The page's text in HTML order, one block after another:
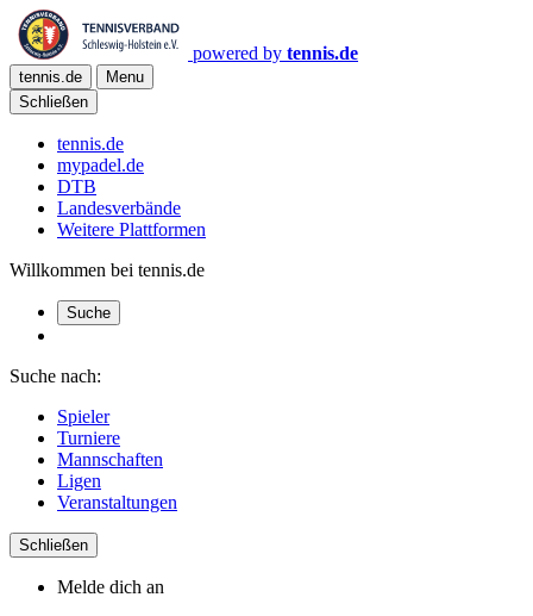
powered by tennis.de
tennis.de
Menu
Schließen
tennis.de
mypadel.de
DTB
Landesverbände
Weitere Plattformen
Willkommen bei tennis.de
Suche
Suche nach:
Spieler
Turniere
Mannschaften
Ligen
Veranstaltungen
Schließen
Melde dich an